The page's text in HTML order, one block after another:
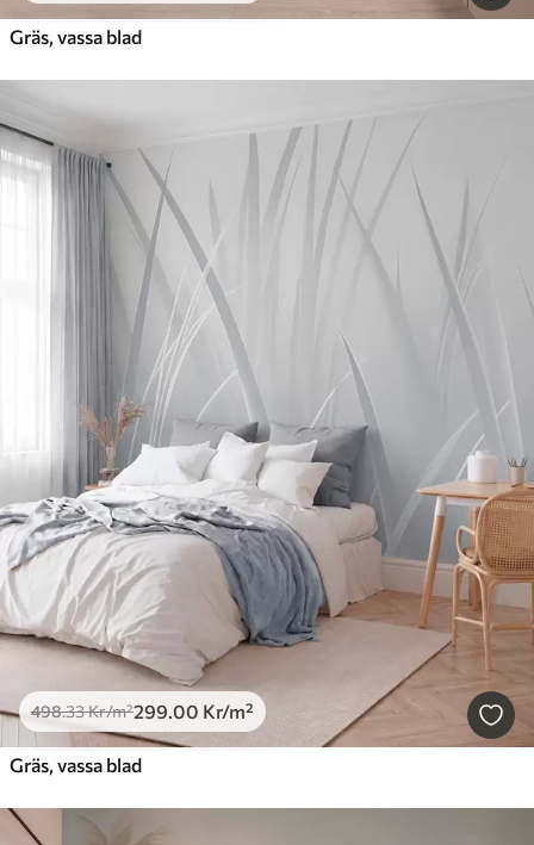
Gräs, vassa blad
498.33Kr/m²299.00 Kr/m²
Gräs, vassa blad